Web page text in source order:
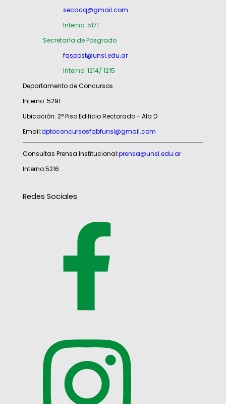
secacq@gmail.com
Interno: 5171
Secretaría de Posgrado
fqspost@unsl.edu.ar
Interno: 1214/ 1215
Departamento de Concursos
Interno: 5291
Ubicación: 2° Piso Edificio Rectorado - Ala D
Email:dptoconcursosfqbfunsl@gmail.com
Consultas Prensa Institucional:prensa@unsl.edu.ar
Interno:5216
Redes Sociales